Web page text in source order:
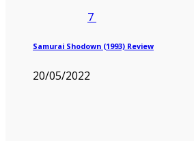
7
Samurai Shodown (1993) Review
20/05/2022